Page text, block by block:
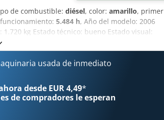
de combustible: diésel, color: amarillo, primer
5.484 h, Año del modelo: 2006
kg Estado técnico: bueno Estado visual:
favor, contacte a Ernst van Hek para más
usada de inmediato
desde EUR 4,49*
de compradores le esperan